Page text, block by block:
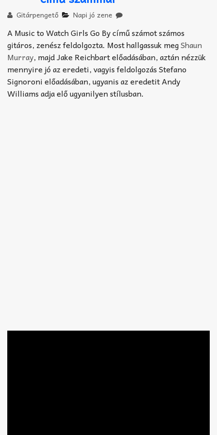
Improvizáció
Gitárpengető Napi jó zene
A Music to Watch Girls Go By című számot számos
gitáros, zenész feldolgozta. Most hallgassuk megShaun
Murray, majd Jake Reichbart előadásában, aztán nézzük
mennyire jó az eredeti, vagyis feldolgozás Stefano
Signoroni előadásában, ugyanis az eredetit Andy
Williams adja elő ugyanilyen stílusban.